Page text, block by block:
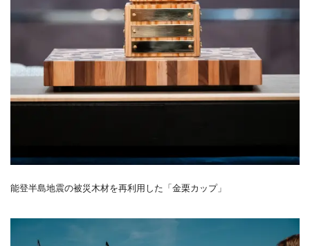
能登半島地震の被災木材を再利用した「金栗カップ」